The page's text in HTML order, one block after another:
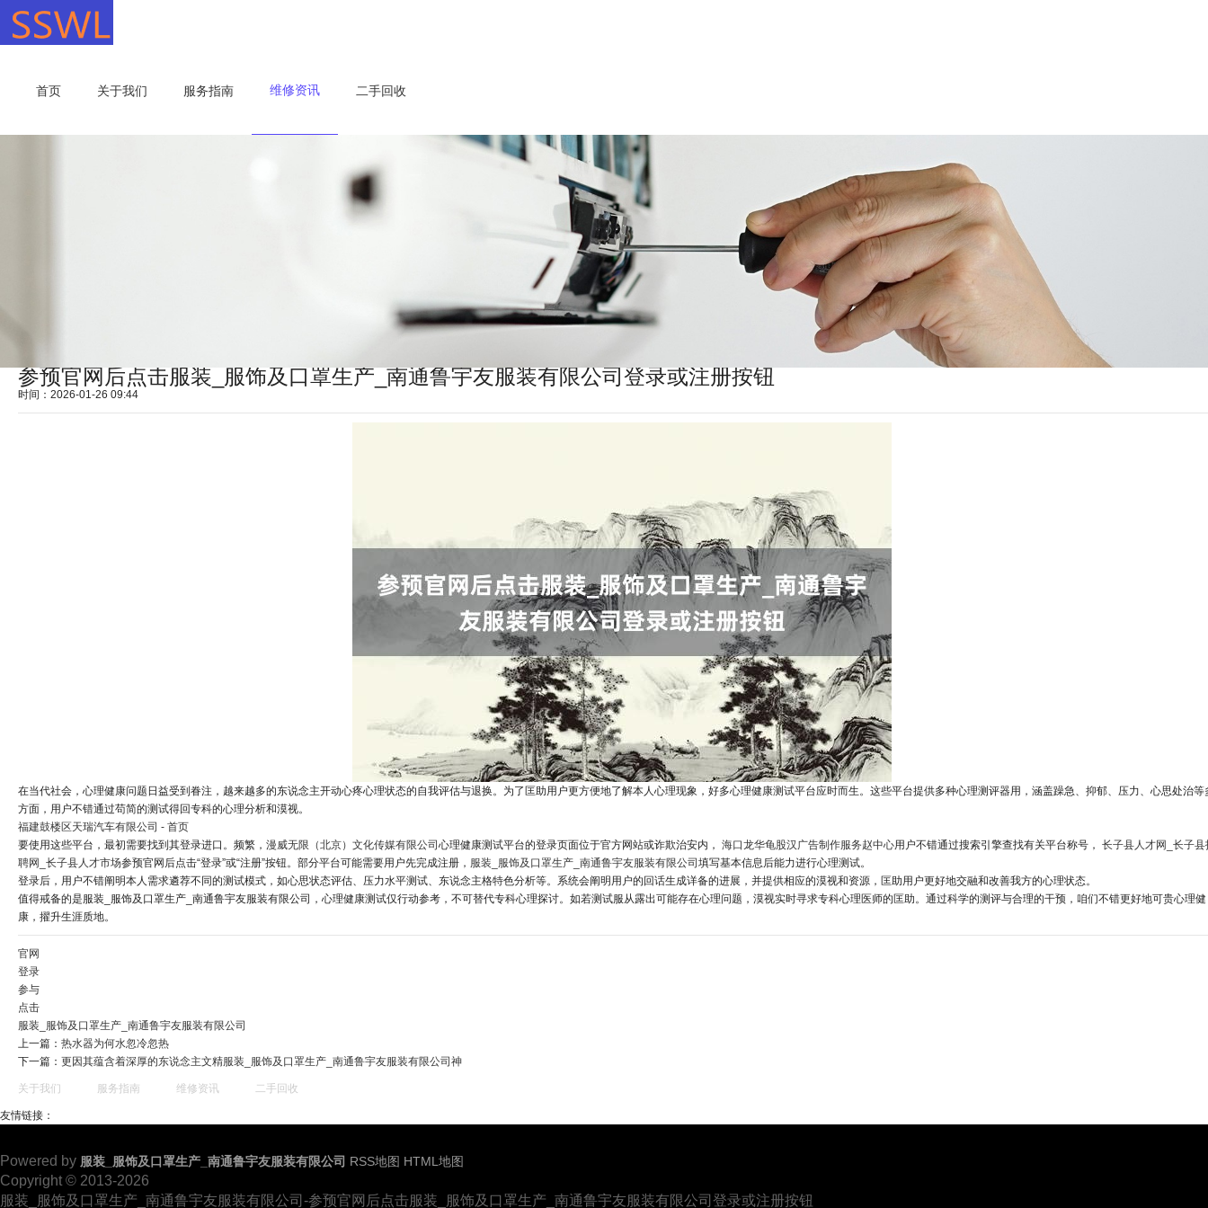
首页 关于我们 服务指南 维修资讯 二手回收
参预官网后点击服装_服饰及口罩生产_南通鲁宇友服装有限公司登录或注册按钮
时间：2026-01-26 09:44
在当代社会，心理健康问题日益受到眷注，越来越多的东说念主开动心疼心理状态的自我评估与退换。为了匡助用户更方便地了解本人心理现象，好多心理健康测试平台应时而生。这些平台提供多种心理测评器用，涵盖躁急、抑郁、压力、心思处治等
方面，用户不错通过苟简的测试得回专科的心理分析和漠视。
福建鼓楼区天瑞汽车有限公司 - 首页
要使用这些平台，最初需要找到其登录进口。频繁， 漫威无限（北京）文化传媒有限公司 心理健康测试平台的登录页面位于官方网站或诈欺治安内， 海口龙华龟股汉广告制作服务赵中心用户不错通过搜索引擎查找有关平台称号， 长子县人才网_长子县
聘网_长子县人才市场参预官网后点击“登录”或“注册”按钮。部分平台可能需要用户先完成注册， 服装_服饰及口罩生产_南通鲁宇友服装有限公司 填写基本信息后能力进行心理测试。
登录后，用户不错阐明本人需求遴荐不同的测试模式，如心思状态评估、压力水平测试、东说念主格特色分析等。系统会阐明用户的回话生成详备的进展，并提供相应的漠视和资源，匡助用户更好地交融和改善我方的心理状态。
值得戒备的是服装_服饰及口罩生产_南通鲁宇友服装有限公司，心理健康测试仅行动参考，不可替代专科心理探讨。如若测试服从露出可能存在心理问题，漠视实时寻求专科心理医师的匡助。通过科学的测评与合理的干预，咱们不错更好地可贵心理健
康，擢升生涯质地。
官网
登录
参与
点击
服装_服饰及口罩生产_南通鲁宇友服装有限公司
上一篇： 热水器为何水忽冷忽热
下一篇： 更因其蕴含着深厚的东说念主文精服装_服饰及口罩生产_南通鲁宇友服装有限公司神
关于我们 服务指南 维修资讯 二手回收
友情链接：
Powered by 服装_服饰及口罩生产_南通鲁宇友服装有限公司 RSS地图 HTML地图
Copyright © 2013-2026
服装_服饰及口罩生产_南通鲁宇友服装有限公司-参预官网后点击服装_服饰及口罩生产_南通鲁宇友服装有限公司登录或注册按钮